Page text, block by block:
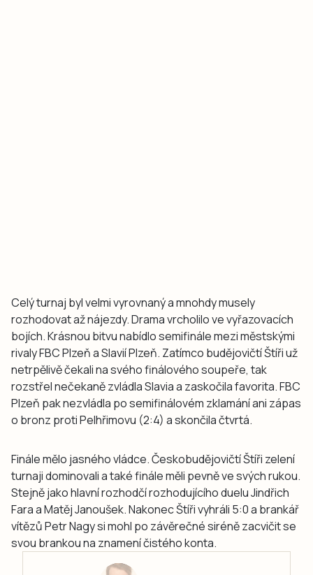
Celý turnaj byl velmi vyrovnaný a mnohdy musely
rozhodovat až nájezdy. Drama vrcholilo ve vyřazovacích
bojích. Krásnou bitvu nabídlo semifinále mezi městskými
rivaly FBC Plzeň a Slavií Plzeň. Zatímco budějovičtí Štíři už
netrpělivě čekali na svého finálového soupeře, tak
rozstřel nečekaně zvládla Slavia a zaskočila favorita. FBC
Plzeň pak nezvládla po semifinálovém zklamání ani zápas
o bronz proti Pelhřimovu (2:4) a skončila čtvrtá.
Finále mělo jasného vládce. Českobudějovičtí Štíři zelení
turnaji dominovali a také finále měli pevně ve svých rukou.
Stejně jako hlavní rozhodčí rozhodujícího duelu Jindřich
Fara a Matěj Janoušek. Nakonec Štíři vyhráli 5:0 a brankář
vítězů Petr Nagy si mohl po závěrečné siréně zacvičit se
svou brankou na znamení čistého konta.